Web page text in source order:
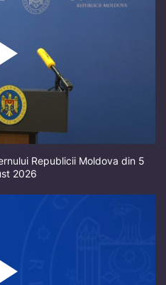
Republicii Moldova din 5
2026